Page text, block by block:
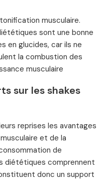
musculaire.
sont une bonne
en glucides, car ils ne
la combustion des
musculaire
sur les shakes
reprises les avantages
et de la
de
diététiques comprennent
donc un support